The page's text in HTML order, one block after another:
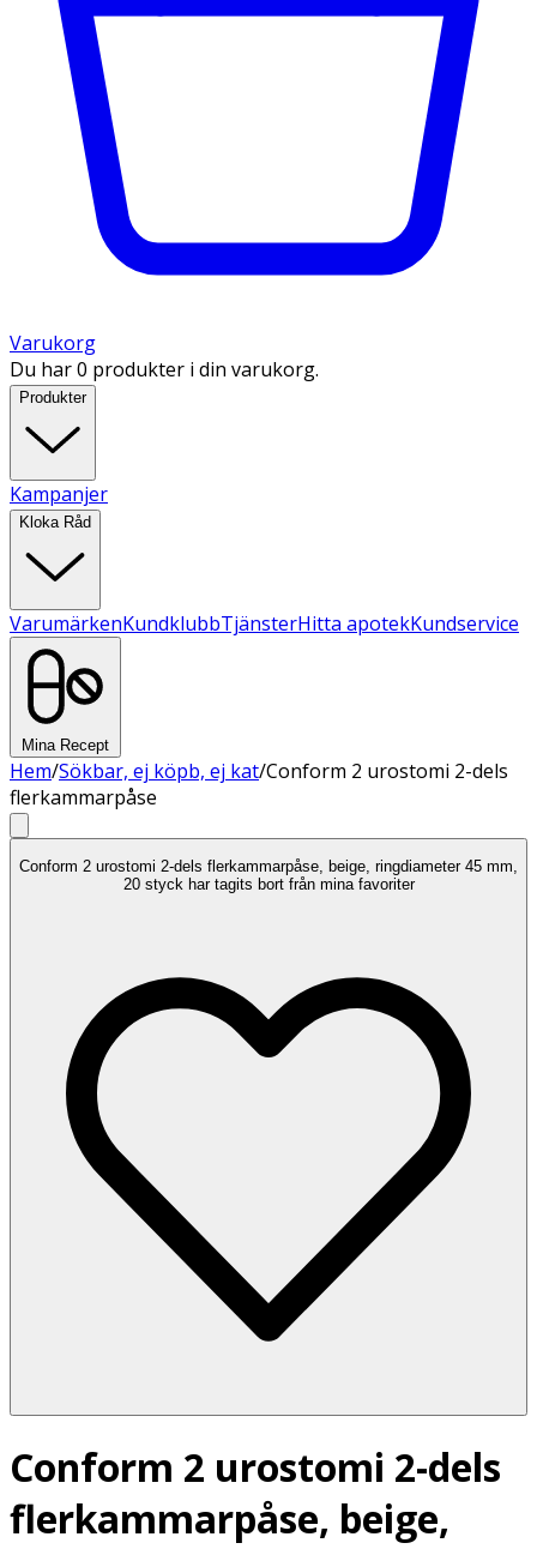
Varukorg
Du har 0 produkter i din varukorg.
Produkter
Kampanjer
Kloka Råd
VarumärkenKundklubbTjänsterHitta apotekKundservice
Mina Recept
Hem/Sökbar, ej köpb, ej kat/Conform 2 urostomi 2-dels
flerkammarpåse
Conform 2 urostomi 2-dels flerkammarpåse, beige, ringdiameter 45 mm,
20 styck har tagits bort från mina favoriter
Conform 2 urostomi 2-dels
flerkammarpåse, beige,